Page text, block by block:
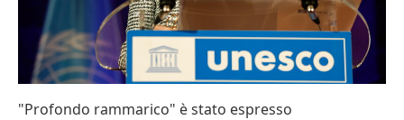
"Profondo rammarico" è stato espresso